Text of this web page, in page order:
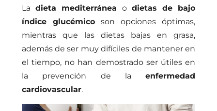
Ladieta mediterránea o dietas de bajo
índice glucémicoson opciones óptimas,
mientras que las dietas bajas en grasa,
además de ser muy difíciles de mantener en
el tiempo, no han demostrado ser útiles en
la prevención de laenfermedad
cardiovascular.